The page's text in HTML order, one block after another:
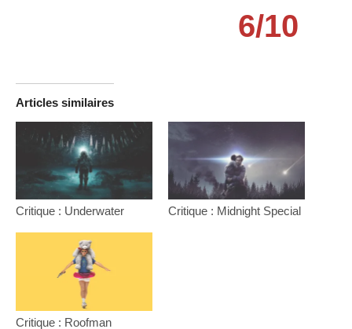
6/10
Articles similaires
Critique : Underwater Critique : Midnight Special
Critique : Roofman